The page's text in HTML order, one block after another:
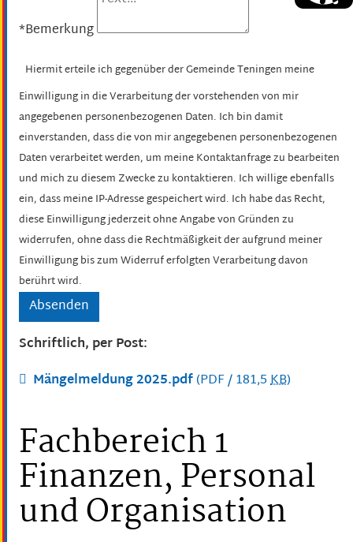
*Bemerkung
Hiermit erteile ich gegenüber der Gemeinde Teningen meine
Einwilligung in die Verarbeitung der vorstehenden von mir
angegebenen personenbezogenen Daten. Ich bin damit
einverstanden, dass die von mir angegebenen personenbezogenen
Daten verarbeitet werden, um meine Kontaktanfrage zu bearbeiten
und mich zu diesem Zwecke zu kontaktieren. Ich willige ebenfalls
ein, dass meine IP-Adresse gespeichert wird. Ich habe das Recht,
diese Einwilligung jederzeit ohne Angabe von Gründen zu
widerrufen, ohne dass die Rechtmäßigkeit der aufgrund meiner
Einwilligung bis zum Widerruf erfolgten Verarbeitung davon
berührt wird.
Schriftlich, per Post:
Mängelmeldung 2025.pdf(PDF / 181,5KB)
Fachbereich 1
Finanzen, Personal
und Organisation